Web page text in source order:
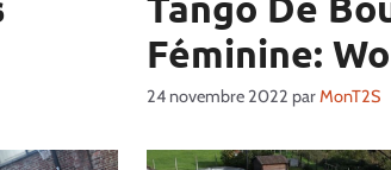
Féminine:
24 novembre 2022 parMonT2S